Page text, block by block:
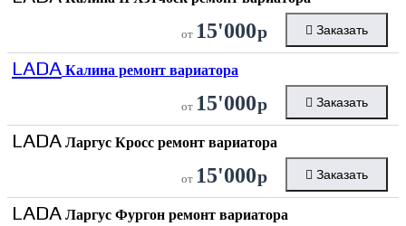
от 15'000р Заказать
LADA Калина ремонт вариатора
от 15'000р Заказать
LADA Ларгус Кросс ремонт вариатора
от 15'000р Заказать
LADA Ларгус Фургон ремонт вариатора